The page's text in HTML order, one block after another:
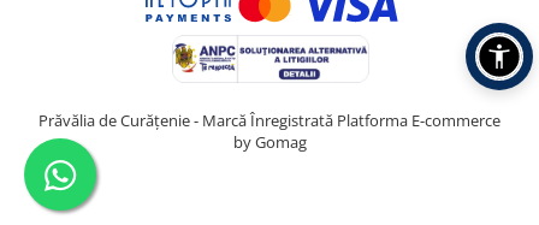
Prăvălia de Curățenie - Marcă Înregistrată Platforma E-commerce
by Gomag